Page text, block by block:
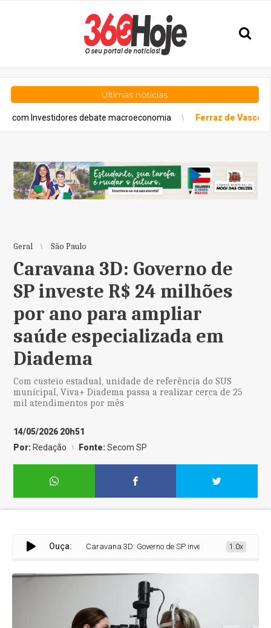
Últimas notícias
debate macroeconomia Ferraz de Vasconcelos
Geral São Paulo
Caravana 3D: Governo de
SP investe R$ 24 milhões
por ano para ampliar
saúde especializada em
Diadema
Com custeio estadual, unidade de referência do SUS
municipal, Viva+ Diadema passa a realizar cerca de 25
mil atendimentos por mês
14/05/2026 20h51
Por: Redação Fonte:Secom SP
Ouça:Caravana 3D: Governo de SP investe R$ 24 milhões por
1.0x